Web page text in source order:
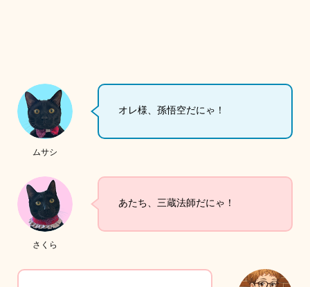
ムサシ
オレ様、孫悟空だにゃ！
さくら
あたち、三蔵法師だにゃ！